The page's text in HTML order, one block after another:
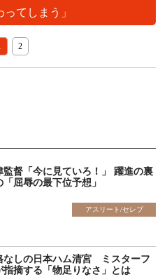
てしまう」
2
監督「今に見ていろ！」 躍進の裏
屈辱の最下位予想」
アスリート/セレブ
なしの日本ハム清宮 ミスターフ
指摘する「物足りなさ」とは